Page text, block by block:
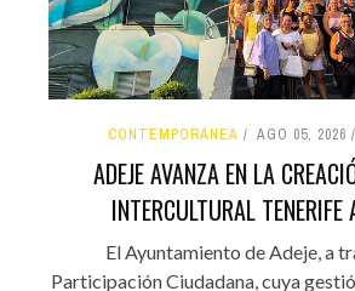
CONTEMPORÁNEA AGO 05, 2026
ADEJE AVANZA EN LA
INTERCULTURAL
El Ayuntamiento de Adeje, a
Participación Ciudadana, cuya